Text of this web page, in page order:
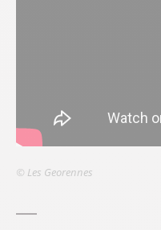
© Les Georennes